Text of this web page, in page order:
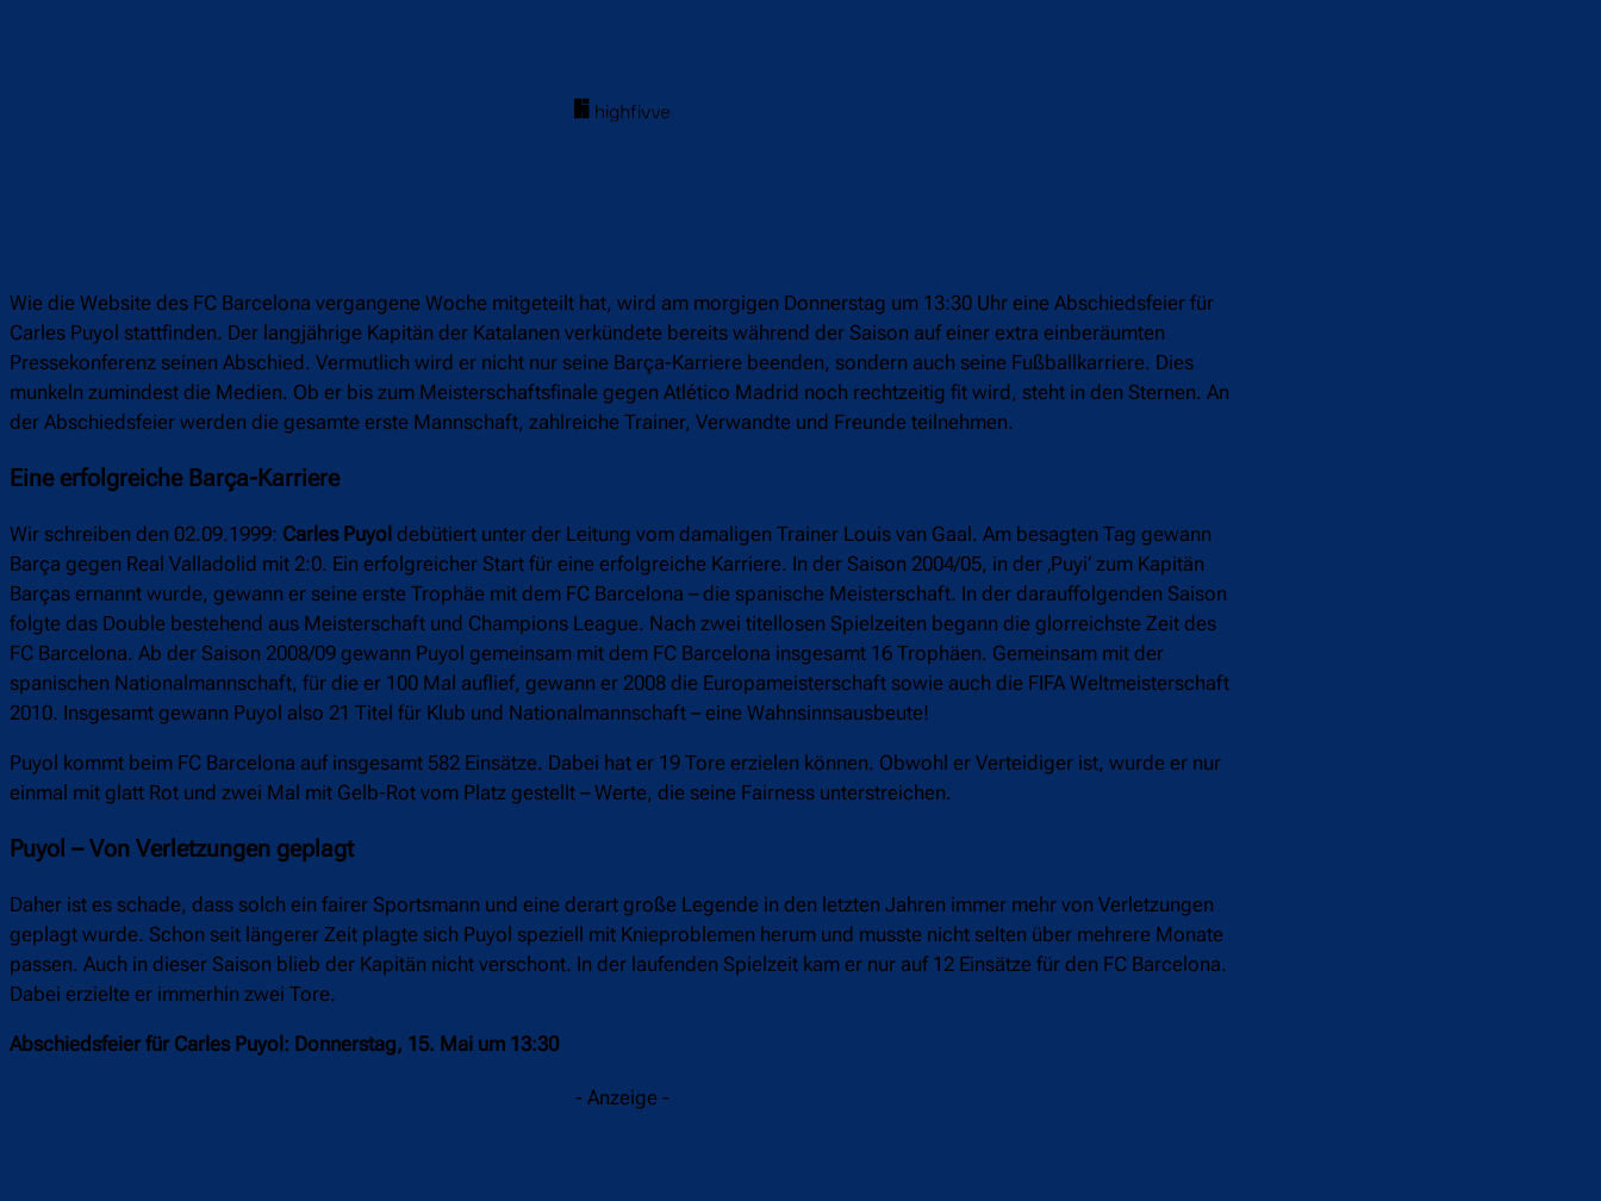
Wie die Website des FC Barcelona vergangene Woche mitgeteilt hat, wird am morgigen Donnerstag um 13:30 Uhr eine Abschiedsfeier für
Carles Puyol stattfinden. Der langjährige Kapitän der Katalanen verkündete bereits während der Saison auf einer extra einberäumten
Pressekonferenz seinen Abschied. Vermutlich wird er nicht nur seine Barça-Karriere beenden, sondern auch seine Fußballkarriere. Dies
munkeln zumindest die Medien. Ob er bis zum Meisterschaftsfinale gegen Atlético Madrid noch rechtzeitig fit wird, steht in den Sternen. An
der Abschiedsfeier werden die gesamte erste Mannschaft, zahlreiche Trainer, Verwandte und Freunde teilnehmen.
Eine erfolgreiche Barça-Karriere
Wir schreiben den 02.09.1999: Carles Puyol debütiert unter der Leitung vom damaligen Trainer Louis van Gaal. Am besagten Tag gewann
Barça gegen Real Valladolid mit 2:0. Ein erfolgreicher Start für eine erfolgreiche Karriere. In der Saison 2004/05, in der ‚Puyi‘ zum Kapitän
Barças ernannt wurde, gewann er seine erste Trophäe mit dem FC Barcelona – die spanische Meisterschaft. In der darauffolgenden Saison
folgte das Double bestehend aus Meisterschaft und Champions League. Nach zwei titellosen Spielzeiten begann die glorreichste Zeit des
FC Barcelona. Ab der Saison 2008/09 gewann Puyol gemeinsam mit dem FC Barcelona insgesamt 16 Trophäen. Gemeinsam mit der
spanischen Nationalmannschaft, für die er 100 Mal auflief, gewann er 2008 die Europameisterschaft sowie auch die FIFA Weltmeisterschaft
2010. Insgesamt gewann Puyol also 21 Titel für Klub und Nationalmannschaft – eine Wahnsinnsausbeute!
Puyol kommt beim FC Barcelona auf insgesamt 582 Einsätze. Dabei hat er 19 Tore erzielen können. Obwohl er Verteidiger ist, wurde er nur
einmal mit glatt Rot und zwei Mal mit Gelb-Rot vom Platz gestellt – Werte, die seine Fairness unterstreichen.
Puyol – Von Verletzungen geplagt
Daher ist es schade, dass solch ein fairer Sportsmann und eine derart große Legende in den letzten Jahren immer mehr von Verletzungen
geplagt wurde. Schon seit längerer Zeit plagte sich Puyol speziell mit Knieproblemen herum und musste nicht selten über mehrere Monate
passen. Auch in dieser Saison blieb der Kapitän nicht verschont. In der laufenden Spielzeit kam er nur auf 12 Einsätze für den FC Barcelona.
Dabei erzielte er immerhin zwei Tore.
Abschiedsfeier für Carles Puyol: Donnerstag, 15. Mai um 13:30
- Anzeige -